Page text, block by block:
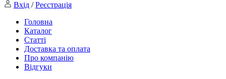
Вхід / Реєстрація
Головна
Каталог
Статті
Доставка та оплата
Про компанію
Відгуки